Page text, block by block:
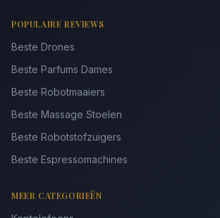
POPULAIRE REVIEWS
Beste Drones
Beste Parfums Dames
Beste Robotmaaiers
Beste Massage Stoelen
Beste Robotstofzuigers
Beste Espressomachines
MEER CATEGORIEËN